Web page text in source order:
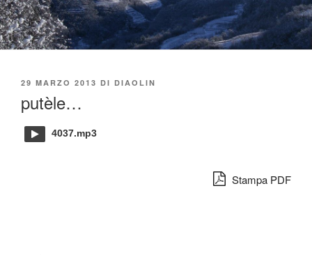
PUBBLICATO
29 MARZO 2013 DI DIAOLIN
putèle…
4037.mp3
Stampa PDF